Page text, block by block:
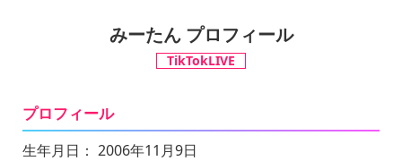
みーたん プロフィール
TikTokLIVE
プロフィール
生年月日： 2006年11月9日